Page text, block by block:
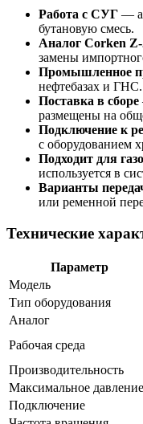
Работа с СУГ —
бутановую смесь.
Аналог Corken Z-
замены
Промышленное
нефтебазах и ГНС.
Поставка в сборе
размещены на
Подключение к
с оборудованием
Подходит для
используется в
Варианты
или ременной
Технические
Параметр
Модель
Тип оборудования
Аналог
Рабочая среда
Производительность
Максимальное давление
Подключение